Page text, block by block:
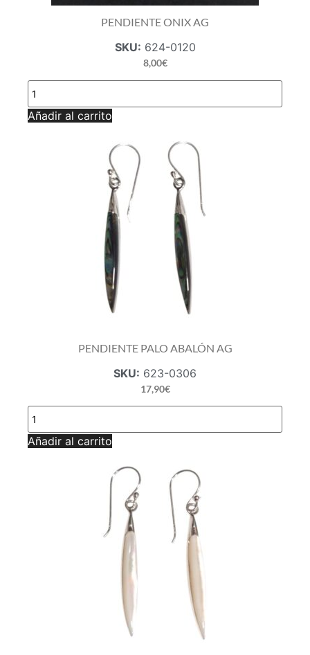
PENDIENTE ONIX AG
SKU: 624-0120
8,00€
PENDIENTE
ONIX
AG
cantidad
Añadir al carrito
PENDIENTE PALO ABALÓN AG
SKU: 623-0306
17,90€
PENDIENTE
PALO
ABALÓN
AG
Añadir al carrito